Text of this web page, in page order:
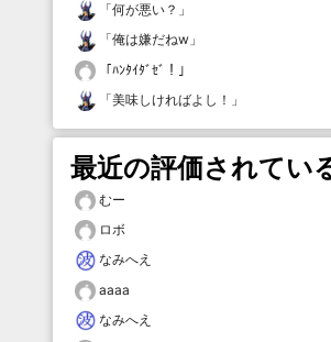
「何が悪い？ 」
「俺は嫌だねw 」
「ﾊﾝﾀｲﾀﾞｾﾞ！ 」
「美味しければよし！ 」
最近の評価されてい
むー
ロボ
なみへえ
aaaa
なみへえ